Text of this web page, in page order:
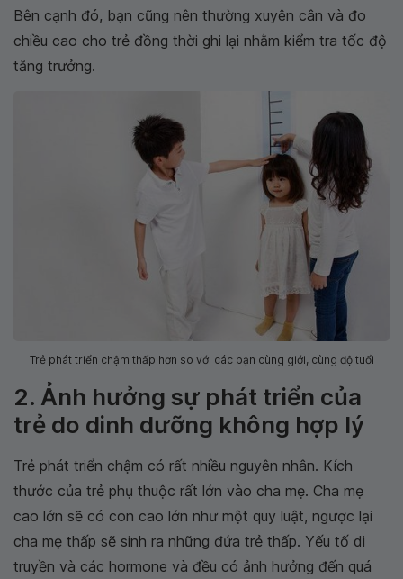
Bên cạnh đó, bạn cũng nên thường xuyên cân và đo
chiều cao cho trẻ đồng thời ghi lại nhằm kiểm tra tốc độ
tăng trưởng.
Trẻ phát triển chậm thấp hơn so với các bạn cùng giới, cùng độ tuổi
2. Ảnh hưởng sự phát triển của
trẻ do dinh dưỡng không hợp lý
Trẻ phát triển chậm có rất nhiều nguyên nhân. Kích
thước của trẻ phụ thuộc rất lớn vào cha mẹ. Cha mẹ
cao lớn sẽ có con cao lớn như một quy luật, ngược lại
cha mẹ thấp sẽ sinh ra những đứa trẻ thấp. Yếu tố di
truyền và các hormone và đều có ảnh hưởng đến quá